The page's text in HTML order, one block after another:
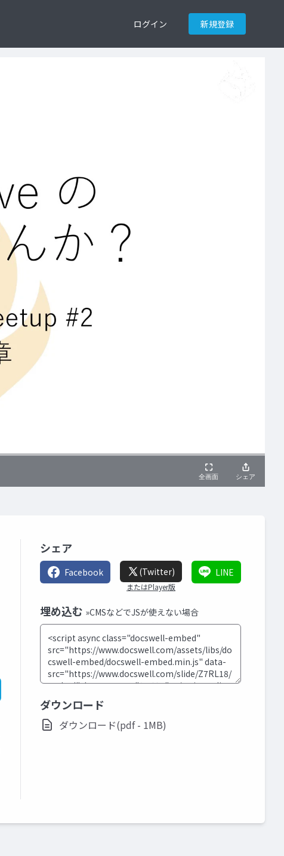
ログイン 新規登録
シェア
Facebook (Twitter)
またはPlayer版
LINE
埋め込む »CMSなどでJSが使えない場合
ダウンロード
ダウンロード(pdf - 1MB)